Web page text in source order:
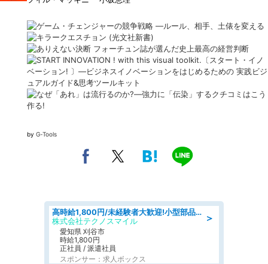
by G-Tools
＞
高時給1,800円/未経験者大歓迎!小型部品の加工業務 denso aichi
株式会社テクノスマイル
愛知県 刈谷市
時給1,800円
正社員 / 派遣社員
スポンサー：求人ボックス